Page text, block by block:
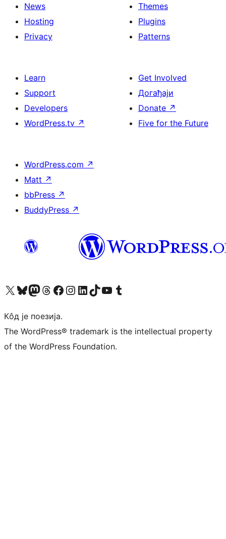
News
Hosting
Privacy
Themes
Plugins
Patterns
Learn
Support
Developers
WordPress.tv ↗
Get Involved
Догађаји
Donate ↗
Five for the Future
WordPress.com ↗
Matt ↗
bbPress ↗
BuddyPress ↗
Visit our X (formerly Twitter) account
Посетите наш Bluesky налог
Visit our Mastodon account
Посетите наш налог на Threads-у Visit our Facebook page
Посетите наш Инстаграм налог
Visit our LinkedIn account
Посетите наш TikTok налог
Visit our YouTube channel
Посетите наш Tumblr налог
Кôд је поезија.
The WordPress® trademark is the intellectual property
of the WordPress Foundation.